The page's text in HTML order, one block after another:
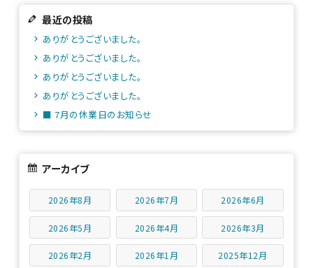
最近の投稿
ありがとうございました。
ありがとうございました。
ありがとうございました。
ありがとうございました。
■ 7月の休業日のお知らせ
アーカイブ
2026年8月 2026年7月 2026年6月
2026年5月 2026年4月 2026年3月
2026年2月 2026年1月 2025年12月